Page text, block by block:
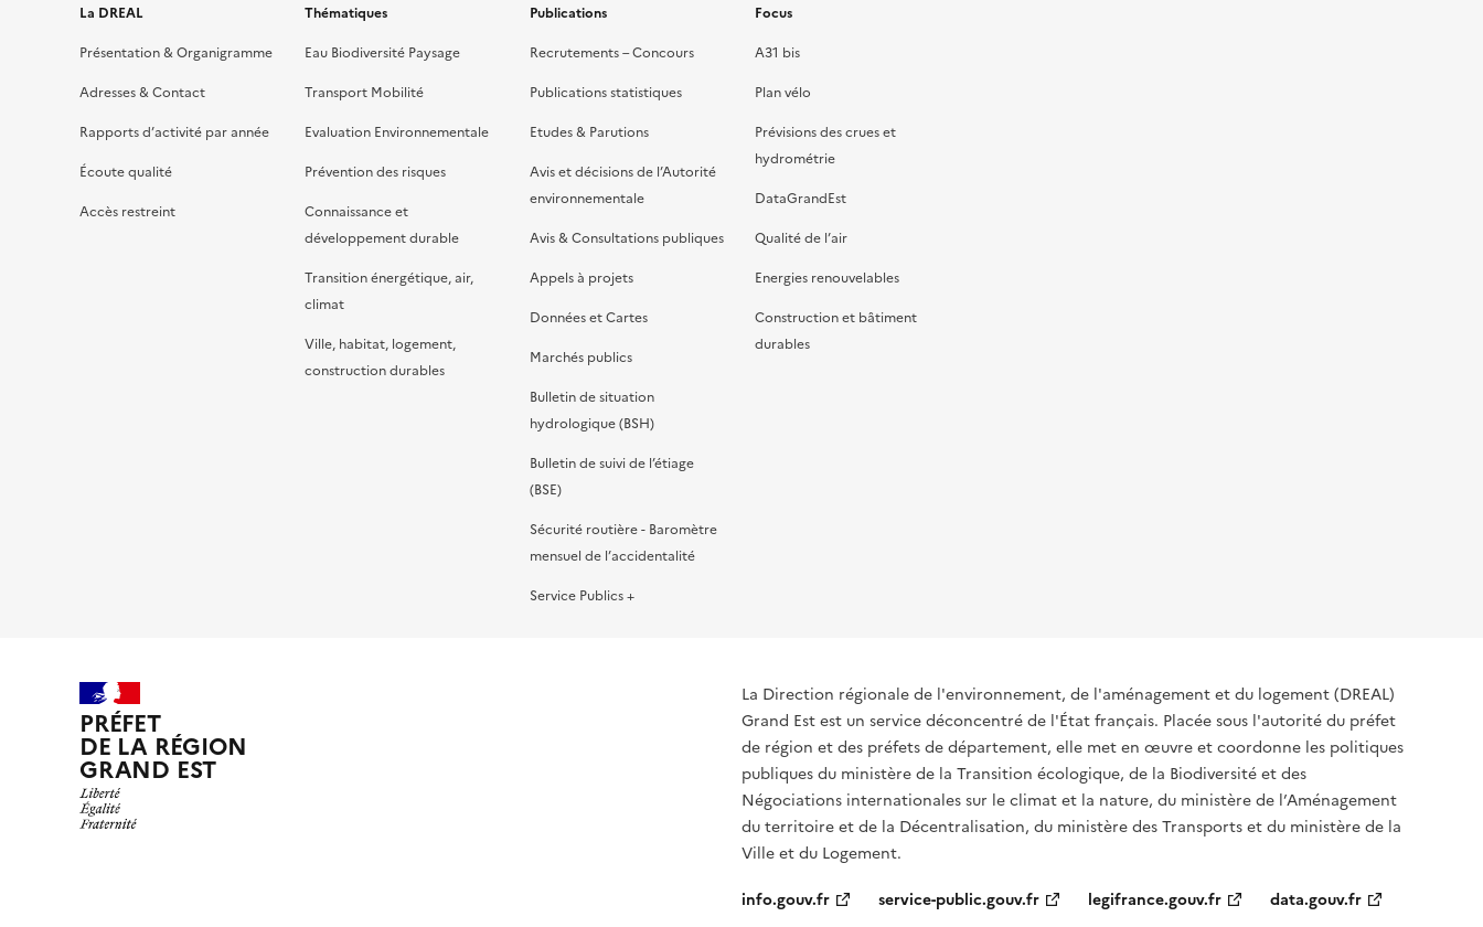
La DREAL
Présentation & Organigramme
Adresses & Contact
Rapports d’activité par année
Écoute qualité
Accès restreint
Thématiques
Eau Biodiversité Paysage
Transport Mobilité
Evaluation Environnementale
Prévention des risques
Connaissance et
développement durable
Transition énergétique, air,
climat
Ville, habitat, logement,
construction durables
Publications
Recrutements – Concours
Publications statistiques
Etudes & Parutions
Avis et décisions de l’Autorité
environnementale
Avis & Consultations publiques
Appels à projets
Données et Cartes
Marchés publics
Bulletin de situation
hydrologique (BSH)
Bulletin de suivi de l’étiage
(BSE)
Sécurité routière - Baromètre
mensuel de l’accidentalité
Service Publics +
Focus
A31 bis
Plan vélo
Prévisions des crues et
hydrométrie
DataGrandEst
Qualité de l’air
Energies renouvelables
Construction et bâtiment
durables
PRÉFET
DE LA RÉGION
GRAND EST
La Direction régionale de l'environnement, de l'aménagement et du logement (DREAL)
Grand Est est un service déconcentré de l'État français. Placée sous l'autorité du préfet
de région et des préfets de département, elle met en œuvre et coordonne les politiques
publiques du ministère de la Transition écologique, de la Biodiversité et des
Négociations internationales sur le climat et la nature, du ministère de l’Aménagement
du territoire et de la Décentralisation, du ministère des Transports et du ministère de la
Ville et du Logement.
info.gouv.fr
service-public.gouv.fr legifrance.gouv.fr data.gouv.fr